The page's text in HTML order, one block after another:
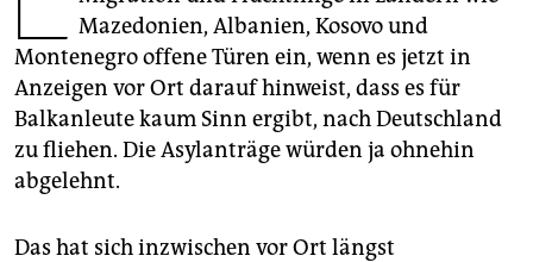
genossenschaft
epaper login
Mazedonien, Albanien, Kosovo und
Montenegro offene Türen ein, wenn es jetzt in
Anzeigen vor Ort darauf hinweist, dass es für
Balkanleute kaum Sinn ergibt, nach Deutschland
zu fliehen. Die Asylanträge würden ja ohnehin
abgelehnt.
Das hat sich inzwischen vor Ort längst